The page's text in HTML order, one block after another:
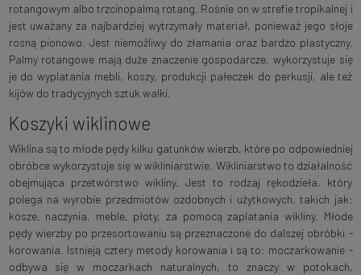
rotangowym albo trzcinopalmą rotang. Rośnie on w strefie tropikalnej i
jest uważany za najbardziej wytrzymały materiał, ponieważ jego słoje
rosną pionowo. Jest niemożliwy do złamania oraz bardzo plastyczny.
Palmy rotangowe mają duże znaczenie gospodarcze, wykorzystuje się
je do wyplatania mebli, koszy, produkcji pałeczek do perkusji, ale też
kijów do tradycyjnych sztuk walki.
Koszyki wiklinowe
Wiklina są to młode pędy kilku gatunków wierzb, które po odpowiedniej
obróbce wykorzystuje się w wikliniarstwie. Wikliniarstwo to działalność
obejmująca przetwórstwo wikliny. Jest to rodzaj rękodzieła, który
polega na wyrobie przedmiotów ozdobnych i użytkowych, takich jak:
kosze, naczynia, meble, płoty, za pomocą zaplatania wikliny. Młode
pędy wierzby po przesortowaniu są przeznaczone do dalszej obróbki -
korowania. Istnieją cztery metody korowania i są to: moczarkowanie -
odbywa się w moczarkach naturalnych, to znaczy w potokach,